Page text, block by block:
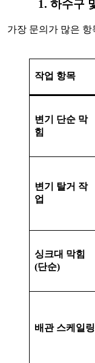
1. 하수구
가장 문의가 많은
작업 항목
변기 단순 막
힘
변기 탈거 작
업
싱크대 막힘
(단순)
배관 스케일링